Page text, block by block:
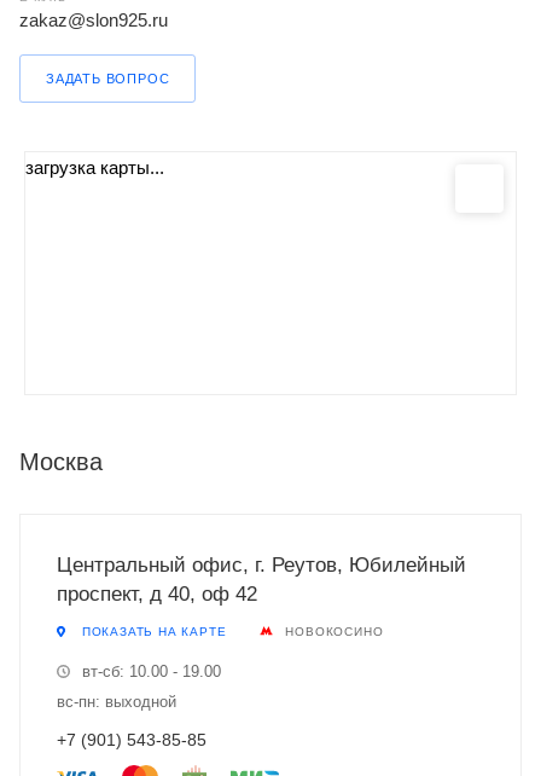
zakaz@slon925.ru
ЗАДАТЬ ВОПРОС
загрузка карты...
Москва
Центральный офис, г. Реутов, Юбилейный
проспект, д 40, оф 42
ПОКАЗАТЬ НА КАРТЕ НОВОКОСИНО
вт-сб: 10.00 - 19.00
вс-пн: выходной
+7 (901) 543-85-85